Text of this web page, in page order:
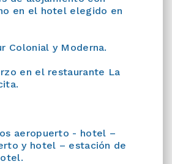
en el hotel elegido en
Colonial y Moderna.
en el restaurante La
aeropuerto - hotel –
y hotel – estación de